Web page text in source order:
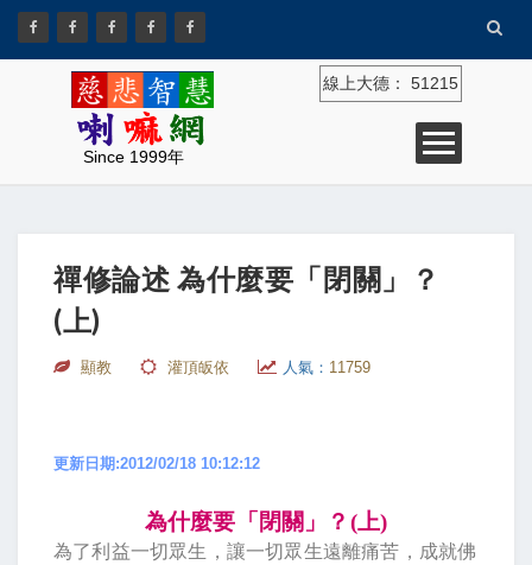
Since 1999年
線上大德： 51215
禪修論述 為什麼要「閉關」？
(上)
顯教 灌頂皈依 人氣： 11759
更新日期:2012/02/18 10:12:12
為什麼要「閉關」？ (上)
為了利益一切眾生，讓一切眾生遠離痛苦，成就佛